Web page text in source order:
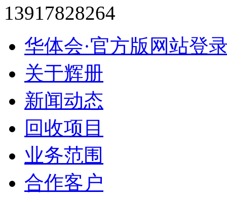
13917828264
华体会·官方版网站登
关于辉册
新闻动态
回收项目
业务范围
合作客户